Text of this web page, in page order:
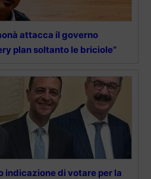
attacca il governo
plan soltanto le briciole”
indicazione di votare per la